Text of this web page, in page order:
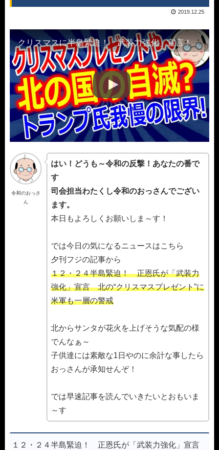
2019.12.25
クリスマスに半島緊迫！「武装力強化」宣言！ 北の国からの“クリスマスプレゼント”に米軍も一層の警戒
令和のおっさ
ん
はい！どうも～令和の反撃！あなたの番で
す
司会担当わたくし令和のおっさんでござい
ます。
本日もよろしくお願いしま～す！
では今日の気になるニュースはこちら
夕刊フジの記事から
１２・２４半島緊迫！ 正恩氏が「武装力
強化」宣言 北の“クリスマスプレゼント”に
米軍も一層の警戒
北からサンタが花火を上げそうな気配の様
でんなぁ～
子供達には素敵な1日やのに余計な事したら
おっさんが承知せんぞ！
では早速記事を読んでいきたいとおもいま
～す
１２・２４半島緊迫！ 正恩氏が「武装力強化」宣言